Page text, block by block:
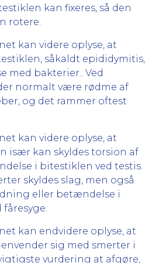
kan fixeres, så den
rotere.
kan videre oplyse, at
såkaldt epididymitis,
med bakterier.. Ved
normalt være rødme af
og det rammer oftest
kan videre oplyse, at
især kan skyldes torsion af
i bitestiklen ved testis.
skyldes slag, men også
eller betændelse i
kan endvidere oplyse, at
sig med smerter i
vurdering at afgøre,